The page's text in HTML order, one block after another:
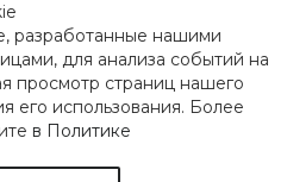
разработанные нашими
для анализа событий на
просмотр страниц нашего
его использования. Более
в Политике